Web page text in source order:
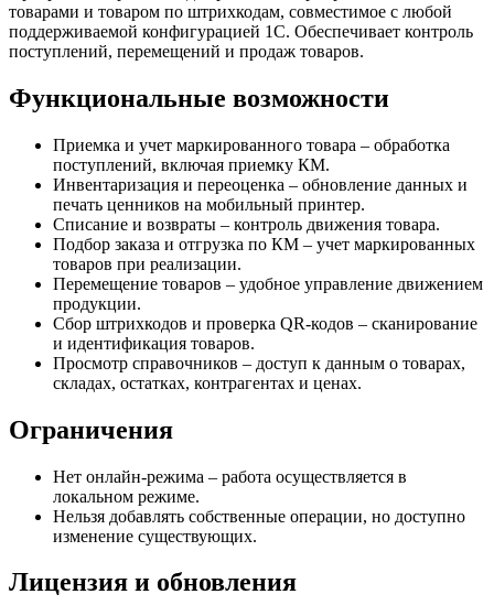
товарами и товаром по штрихкодам, совместимое с любой
поддерживаемой конфигурацией 1С. Обеспечивает контроль
поступлений, перемещений и продаж товаров.
Функциональные возможности
Приемка и учет маркированного товара – обработка
поступлений, включая приемку КМ.
Инвентаризация и переоценка – обновление данных и
печать ценников на мобильный принтер.
Списание и возвраты – контроль движения товара.
Подбор заказа и отгрузка по КМ – учет маркированных
товаров при реализации.
Перемещение товаров – удобное управление движением
продукции.
Сбор штрихкодов и проверка QR-кодов – сканирование
и идентификация товаров.
Просмотр справочников – доступ к данным о товарах,
складах, остатках, контрагентах и ценах.
Ограничения
Нет онлайн-режима – работа осуществляется в
локальном режиме.
Нельзя добавлять собственные операции, но доступно
изменение существующих.
Лицензия и обновления